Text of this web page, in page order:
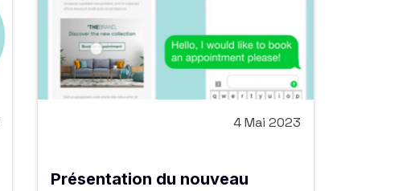
4 Mai 2023
Présentation du nouveau